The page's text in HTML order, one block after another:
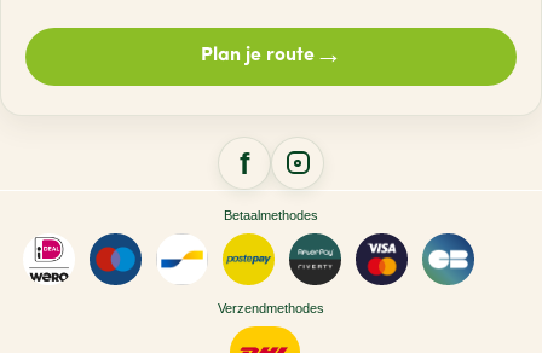
Plan je route→
Betaalmethodes
Verzendmethodes